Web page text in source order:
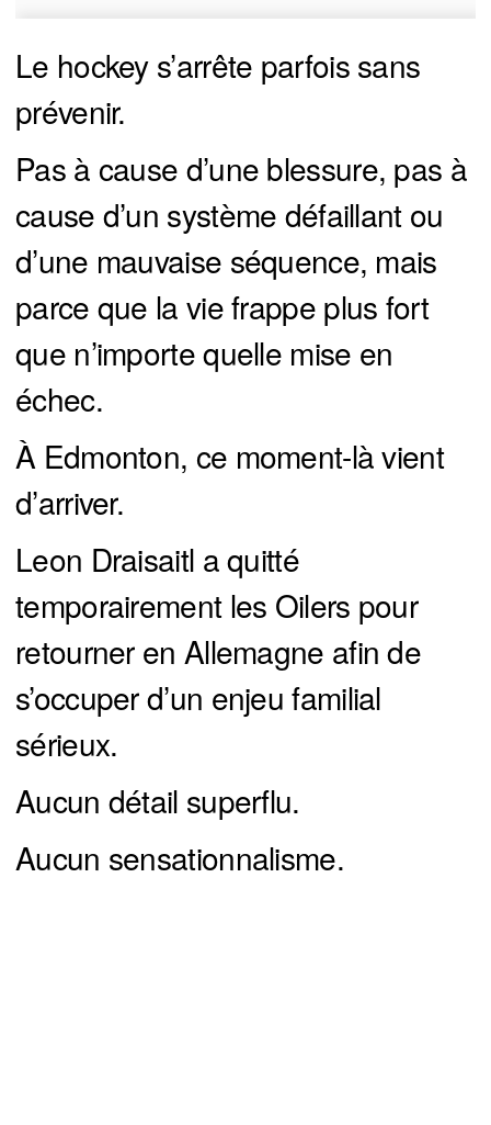
Le hockey s’arrête parfois sans
prévenir.
Pas à cause d’une blessure, pas à
cause d’un système défaillant ou
d’une mauvaise séquence, mais
parce que la vie frappe plus fort
que n’importe quelle mise en
échec.
À Edmonton, ce moment-là vient
d’arriver.
Leon Draisaitl a quitté
temporairement les Oilers pour
retourner en Allemagne afin de
s’occuper d’un enjeu familial
sérieux.
Aucun détail superflu.
Aucun sensationnalisme.